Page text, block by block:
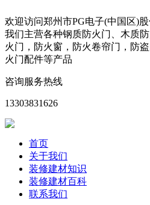
欢迎访问郑州市PG电子(中国区)
我们主营各种钢质防火门、木质
火门，防火窗，防火卷帘门，防
火门配件等产品
咨询服务热线
13303831626
首页
关于我们
装修建材知识
装修建材百科
联系我们